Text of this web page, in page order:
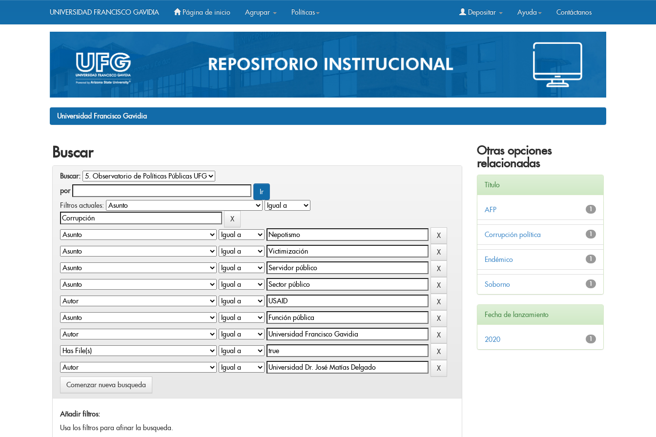
UNIVERSIDAD FRANCISCO GAVIDIA Página de inicio Agrupar Políticas Depositar Ayuda Contáctanos
Universidad Francisco Gavidia
Buscar
Buscar:
por
Filtros actuales:
Comenzar nueva busqueda
Añadir filtros:
Usa los filtros para afinar la busqueda.
Otras opciones
relacionadas
Título
1
AFP
1
Corrupción política
1
Endémico
1
Soborno
Fecha de lanzamiento
1
2020